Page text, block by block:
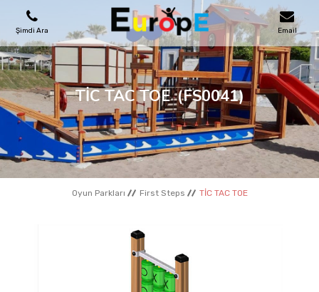
Şimdi Ara Email
OYUN PARKLARI
SKATEPARKLAR
AHŞAP EVLER
KENT MOBILYALARI
TİC TAC TOE (FS0041)
Oyun Parkları First Steps TİC TAC TOE